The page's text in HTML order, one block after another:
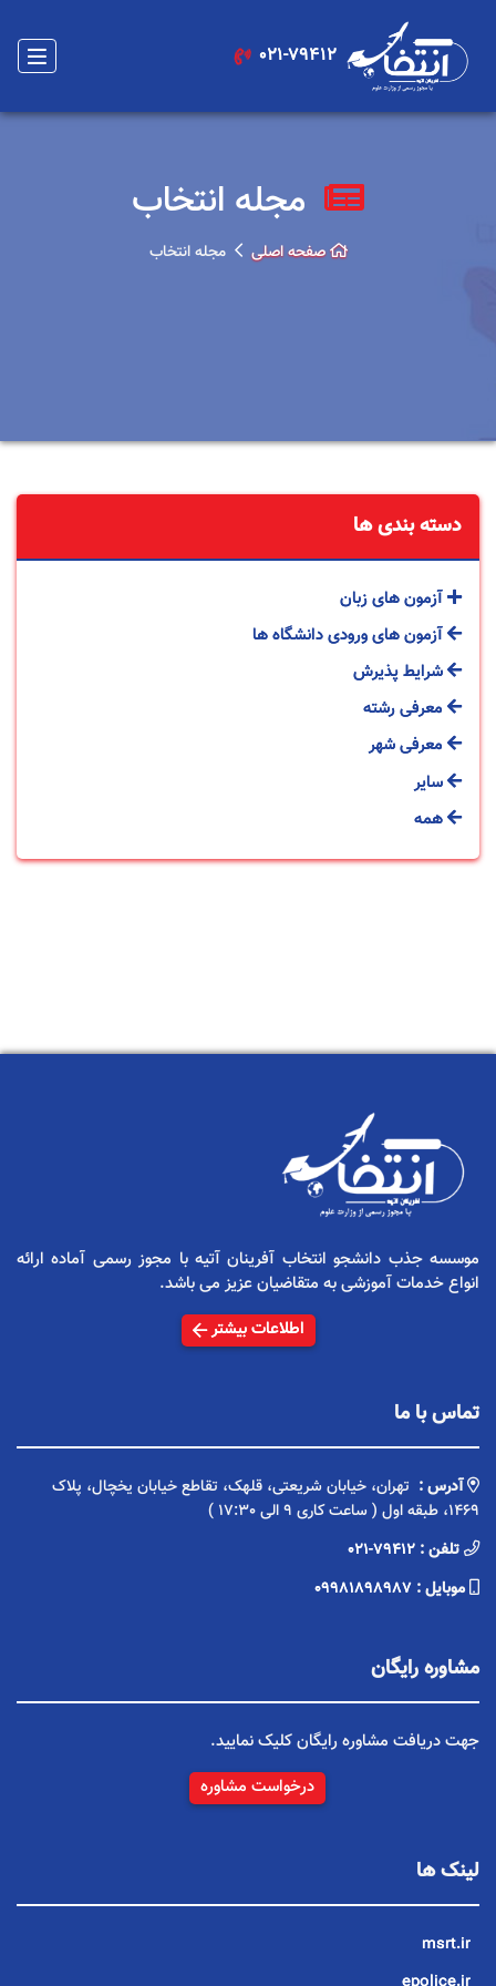
021-79412
مجله انتخاب
صفحه اصلی مجله انتخاب
دسته بندی ها
آزمون های زبان
آزمون های ورودی دانشگاه ها
شرایط پذیرش
معرفی رشته
معرفی شهر
سایر
همه
موسسه جذب دانشجو انتخاب آفرینان آتیه با مجوز رسمی آماده ارائه
انواع خدمات آموزشی به متقاضیان عزیز می باشد.
اطلاعات بیشتر
تماس با ما
آدرس : تهران، خیابان شریعتی، قلهک، تقاطع خیابان یخچال، پلاک
1469، طبقه اول ( ساعت کاری 9 الی 17:30 )
تلفن : 021-79412
موبایل : 09981898987
مشاوره رایگان
جهت دریافت مشاوره رایگان کلیک نمایید.
درخواست مشاوره
لینک ها
msrt.ir